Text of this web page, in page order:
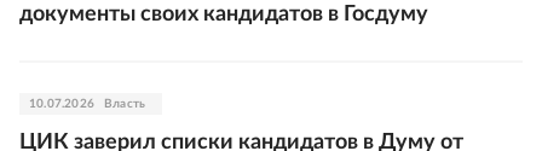
документы своих кандидатов в Госдуму
10.07.2026 Власть
ЦИК заверил списки кандидатов в Думу от